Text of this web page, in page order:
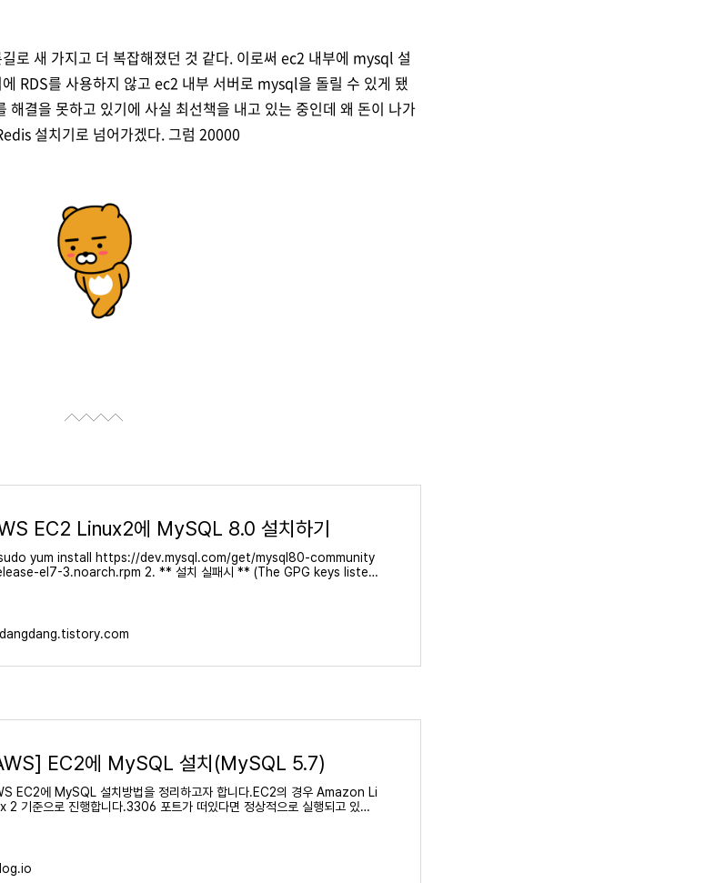
로 새 가지고 더 복잡해졌던 것 같다. 이로써 ec2 내부에 mysql 설
RDS를 사용하지 않고 ec2 내부 서버로 mysql을 돌릴 수 있게 됐
해결을 못하고 있기에 사실 최선책을 내고 있는 중인데 왜 돈이 나가
설치기로 넘어가겠다. 그럼 20000
EC2 Linux2에 MySQL 8.0 설치하기
yum install https://dev.mysql.com/get/mysql80-community
el7-3.noarch.rpm 2. ** 설치 실패시 ** (The GPG keys listed
EC2에 MySQL 설치(MySQL 5.7)
EC2에 MySQL 설치방법을 정리하고자 합니다.EC2의 경우 Amazon Li
2 기준으로 진행합니다.3306 포트가 떠있다면 정상적으로 실행되고 있다